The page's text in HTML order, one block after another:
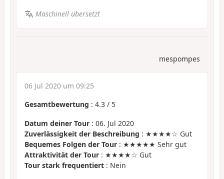
Maschinell übersetzt
mespompes
06 Jul 2020 um 09:25
Gesamtbewertung : 4.3 / 5
Datum deiner Tour : 06. Jul 2020
Zuverlässigkeit der Beschreibung : ★★★★☆ Gut
Bequemes Folgen der Tour : ★★★★★ Sehr gut
Attraktivität der Tour : ★★★★☆ Gut
Tour stark frequentiert : Nein